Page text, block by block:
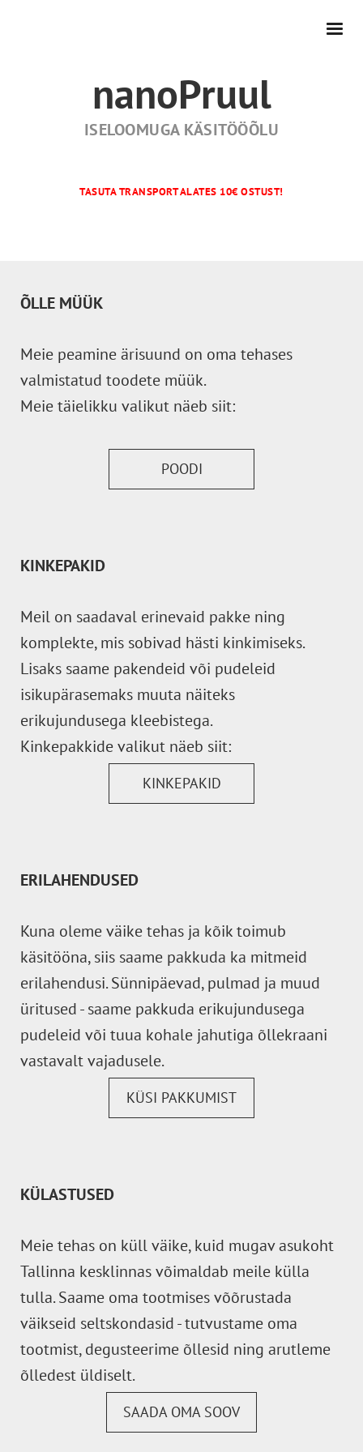
nanoPruul
ISELOOMUGA KÄSITÖÖÕLU
TASUTA TRANSPORT ALATES 10€ OSTUST!
ÕLLE MÜÜK
Meie peamine ärisuund on oma tehases
valmistatud toodete müük.
Meie täielikku valikut näeb siit:
POODI
KINKEPAKID
Meil on saadaval erinevaid pakke ning
komplekte, mis sobivad hästi kinkimiseks.
Lisaks saame pakendeid või pudeleid
isikupärasemaks muuta näiteks
erikujundusega kleebistega.
Kinkepakkide valikut näeb siit:
KINKEPAKID
ERILAHENDUSED
Kuna oleme väike tehas ja kõik toimub
käsitööna, siis saame pakkuda ka mitmeid
erilahendusi. Sünnipäevad, pulmad ja muud
üritused - saame pakkuda erikujundusega
pudeleid või tuua kohale jahutiga õllekraani
vastavalt vajadusele.
KÜSI PAKKUMIST
KÜLASTUSED
Meie tehas on küll väike, kuid mugav asukoht
Tallinna kesklinnas võimaldab meile külla
tulla. Saame oma tootmises võõrustada
väikseid seltskondasid - tutvustame oma
tootmist, degusteerime õllesid ning arutleme
õlledest üldiselt.
SAADA OMA SOOV